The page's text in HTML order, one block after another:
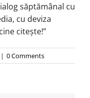
săptămânal cu
cu deviza
citeşte!”
| 0 Comments